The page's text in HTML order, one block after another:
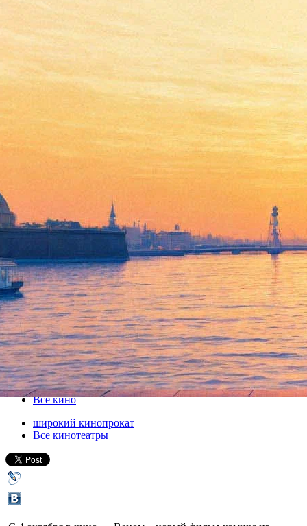
Том Харди пройдет путь от
журналиста к монстру
04 октября 2018, четверг-17 октября 2018, среда
Версия для печати
Все кино
широкий кинопрокат
Все кинотеатры